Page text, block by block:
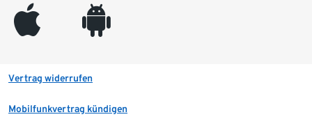
appleinc android
Vertrag widerrufen
Mobilfunkvertrag kündigen